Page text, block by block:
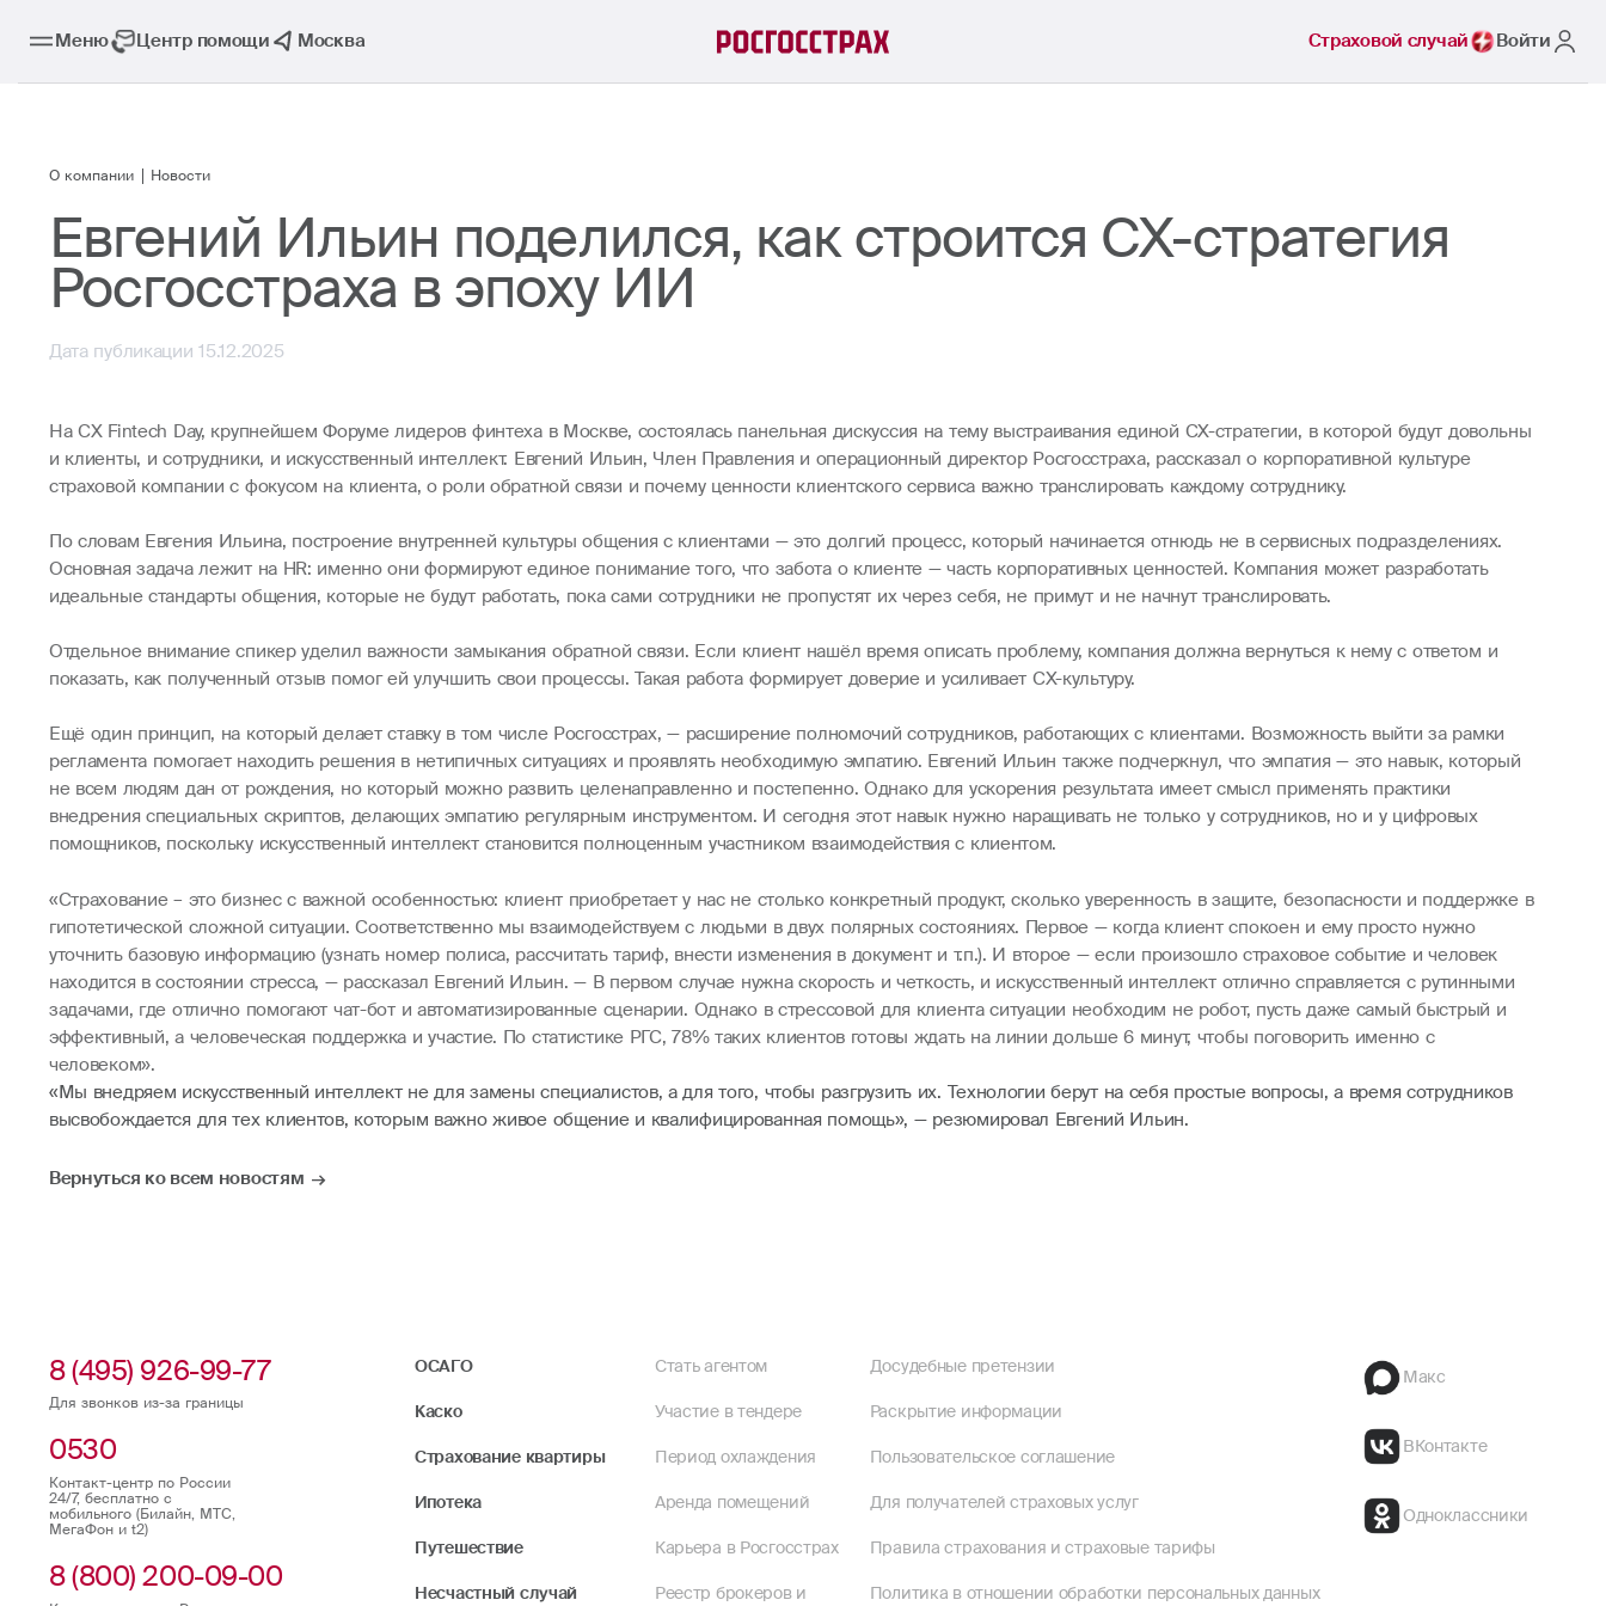
Меню Центр помощи Москва Страховой случай Войти
О компании Новости
Евгений Ильин поделился, как строится СХ-стратегия
Росгосстраха в эпоху ИИ
Дата публикации 15.12.2025
На CX Fintech Day, крупнейшем Форуме лидеров финтеха в Москве, состоялась панельная дискуссия на тему выстраивания единой CX-стратегии, в которой будут довольны
и клиенты, и сотрудники, и искусственный интеллект. Евгений Ильин, Член Правления и операционный директор Росгосстраха, рассказал о корпоративной культуре
страховой компании с фокусом на клиента, о роли обратной связи и почему ценности клиентского сервиса важно транслировать каждому сотруднику.
По словам Евгения Ильина, построение внутренней культуры общения с клиентами — это долгий процесс, который начинается отнюдь не в сервисных подразделениях.
Основная задача лежит на HR: именно они формируют единое понимание того, что забота о клиенте — часть корпоративных ценностей. Компания может разработать
идеальные стандарты общения, которые не будут работать, пока сами сотрудники не пропустят их через себя, не примут и не начнут транслировать.
Отдельное внимание спикер уделил важности замыкания обратной связи. Если клиент нашёл время описать проблему, компания должна вернуться к нему с ответом и
показать, как полученный отзыв помог ей улучшить свои процессы. Такая работа формирует доверие и усиливает CX-культуру.
Ещё один принцип, на который делает ставку в том числе Росгосстрах, — расширение полномочий сотрудников, работающих с клиентами. Возможность выйти за рамки
регламента помогает находить решения в нетипичных ситуациях и проявлять необходимую эмпатию. Евгений Ильин также подчеркнул, что эмпатия — это навык, который
не всем людям дан от рождения, но который можно развить целенаправленно и постепенно. Однако для ускорения результата имеет смысл применять практики
внедрения специальных скриптов, делающих эмпатию регулярным инструментом. И сегодня этот навык нужно наращивать не только у сотрудников, но и у цифровых
помощников, поскольку искусственный интеллект становится полноценным участником взаимодействия с клиентом.
«Страхование – это бизнес с важной особенностью: клиент приобретает у нас не столько конкретный продукт, сколько уверенность в защите, безопасности и поддержке в
гипотетической сложной ситуации. Соответственно мы взаимодействуем с людьми в двух полярных состояниях. Первое — когда клиент спокоен и ему просто нужно
уточнить базовую информацию (узнать номер полиса, рассчитать тариф, внести изменения в документ и т.п.). И второе — если произошло страховое событие и человек
находится в состоянии стресса, — рассказал Евгений Ильин. — В первом случае нужна скорость и четкость, и искусственный интеллект отлично справляется с рутинными
задачами, где отлично помогают чат-бот и автоматизированные сценарии. Однако в стрессовой для клиента ситуации необходим не робот, пусть даже самый быстрый и
эффективный, а человеческая поддержка и участие. По статистике РГС, 78% таких клиентов готовы ждать на линии дольше 6 минут, чтобы поговорить именно с
человеком».
«Мы внедряем искусственный интеллект не для замены специалистов, а для того, чтобы разгрузить их. Технологии берут на себя простые вопросы, а время сотрудников
высвобождается для тех клиентов, которым важно живое общение и квалифицированная помощь», — резюмировал Евгений Ильин.
Вернуться ко всем новостям
8 (495) 926-99-77
Для звонков из-за границы
0530
Контакт-центр по России
24/7, бесплатно с
мобильного (Билайн, МТС,
МегаФон и t2)
8 (800) 200-09-00
ОСАГО
Каско
Страхование квартиры
Ипотека
Путешествие
Несчастный случай
Стать агентом
Участие в тендере
Период охлаждения
Аренда помещений
Карьера в Росгосстрах
Реестр брокеров и
Досудебные претензии
Раскрытие информации
Пользовательское соглашение
Для получателей страховых услуг
Правила страхования и страховые тарифы
Политика в отношении обработки персональных данных
Макс
ВКонтакте
Одноклассники